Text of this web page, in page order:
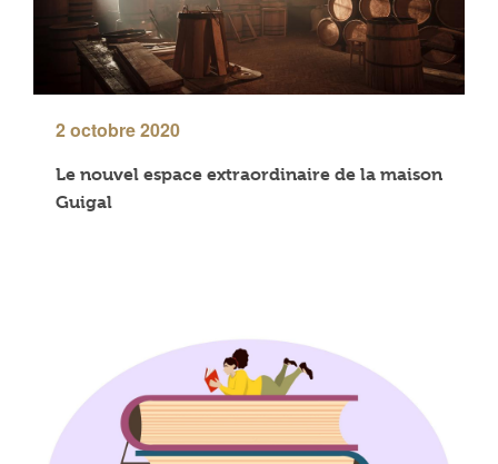
2 octobre 2020
Le nouvel espace extraordinaire de la maison
Guigal